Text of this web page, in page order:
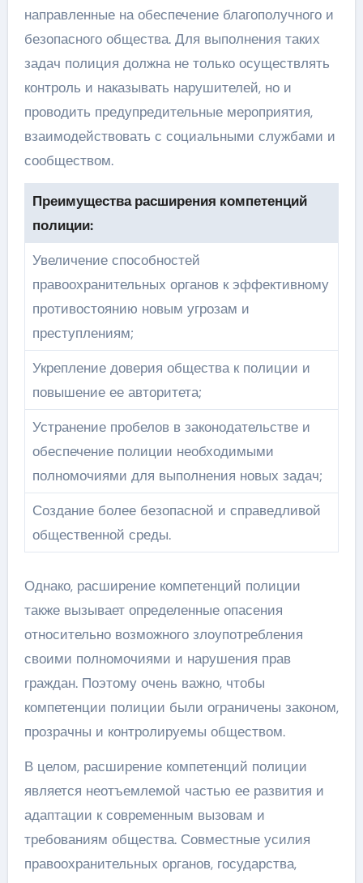
направленные на обеспечение благополучного и
безопасного общества. Для выполнения таких
задач полиция должна не только осуществлять
контроль и наказывать нарушителей, но и
проводить предупредительные мероприятия,
взаимодействовать с социальными службами и
сообществом.
Преимущества расширения компетенций
полиции:
Увеличение способностей
правоохранительных органов к эффективному
противостоянию новым угрозам и
преступлениям;
Укрепление доверия общества к полиции и
повышение ее авторитета;
Устранение пробелов в законодательстве и
обеспечение полиции необходимыми
полномочиями для выполнения новых задач;
Создание более безопасной и справедливой
общественной среды.
Однако, расширение компетенций полиции
также вызывает определенные опасения
относительно возможного злоупотребления
своими полномочиями и нарушения прав
граждан. Поэтому очень важно, чтобы
компетенции полиции были ограничены законом,
прозрачны и контролируемы обществом.
В целом, расширение компетенций полиции
является неотъемлемой частью ее развития и
адаптации к современным вызовам и
требованиям общества. Совместные усилия
правоохранительных органов, государства,